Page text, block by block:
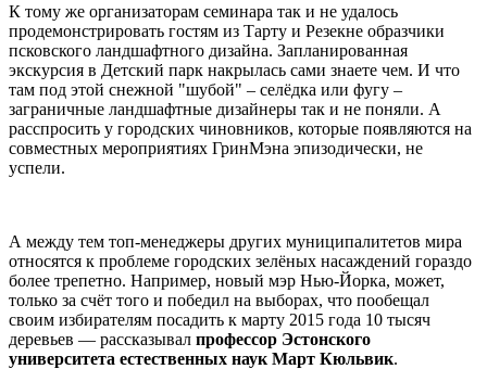
К тому же организаторам семинара так и не удалось
продемонстрировать гостям из Тарту и Резекне образчики
псковского ландшафтного дизайна. Запланированная
экскурсия в Детский парк накрылась сами знаете чем. И что
там под этой снежной "шубой" – селёдка или фугу –
заграничные ландшафтные дизайнеры так и не поняли. А
расспросить у городских чиновников, которые появляются на
совместных мероприятиях ГринМэна эпизодически, не
успели.
А между тем топ-менеджеры других муниципалитетов мира
относятся к проблеме городских зелёных насаждений гораздо
более трепетно. Например, новый мэр Нью-Йорка, может,
только за счёт того и победил на выборах, что пообещал
своим избирателям посадить к марту 2015 года 10 тысяч
деревьев — рассказывал профессор Эстонского
университета естественных наук Март Кюльвик.